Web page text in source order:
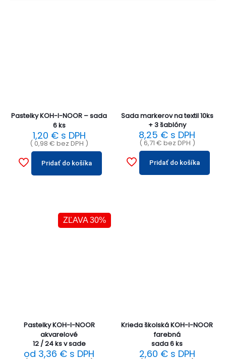
Pastelky KOH-I-NOOR – sada
6 ks
1,20 €s DPH
( 0,98 € bez DPH )
Pridať do košíka
Sada markerov na textil 10ks
+ 3 šablóny
8,25 € s DPH
(6,71 € bez DPH )
Pridať do košíka
ZĽAVA 30%
Pastelky KOH-I-NOOR
akvarelové
12 / 24 ks v sade
od 3,36 € s DPH
Krieda školská KOH-I-NOOR
farebná
sada 6 ks
2,60 €s DPH